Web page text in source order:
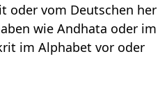
oder vom Deutschen her
wie Andhata oder im
im Alphabet vor oder